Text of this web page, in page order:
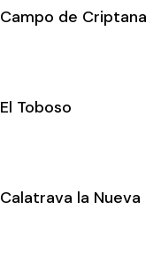
Campo de Criptana
El Toboso
Calatrava la Nueva